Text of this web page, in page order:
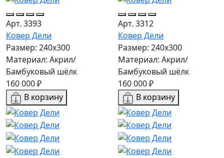
Арт. 3393
Ковер Дели
Размер: 240х300
Материал: Акрил/
Бамбуковый шёлк
160 000 ₽
В корзину
Арт. 3312
Ковер Дели
Размер: 240х300
Материал: Акрил/
Бамбуковый шёлк
160 000 ₽
В корзину